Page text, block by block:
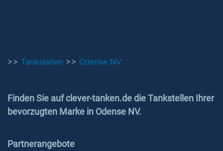
>> Tankstellen >> Odense NV
Finden Sie auf clever-tanken.de die Tankstellen Ihrer
bevorzugten Marke in Odense NV.
Partnerangebote